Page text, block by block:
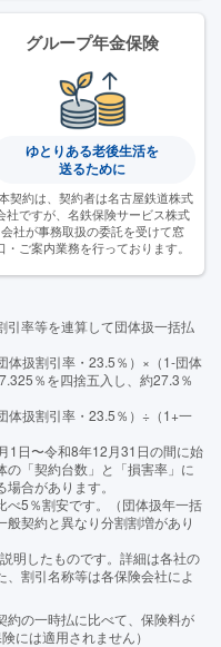
グループ年金保険
ゆとりある老後生活を
送るために
契約は、契約者は名古屋鉄道株式
社ですが、名鉄保険サービス株式
会社が事務取扱の委託を受けて窓
・ご案内業務を行っております。
引率等を連算して団体扱⼀括払
体扱割引率・23.5％）×（1-団体
％を四捨五⼊し、約27.3％
体扱割引率・23.5％）÷（1+⼀
1⽇〜令和8年12⽉31⽇の間に始
「契約台数」と「損害率」に
合があります。
べ5％割安です。（団体扱年⼀括
契約と異なり分割割増があり
明したものです。詳細は各社の
割引名称等は各保険会社によ
約の一時払に比べて、保険料が
には適用されません）